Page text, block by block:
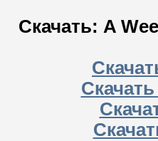
Скачать: A